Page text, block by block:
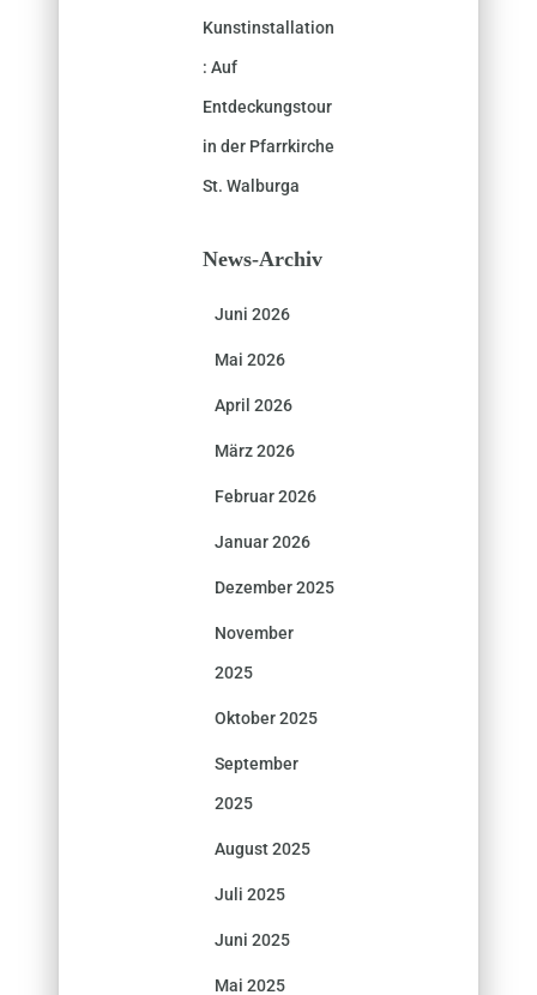
Kunstinstallation
: Auf
Entdeckungstour
in der Pfarrkirche
St. Walburga
News-Archiv
Juni 2026
Mai 2026
April 2026
März 2026
Februar 2026
Januar 2026
Dezember 2025
November
2025
Oktober 2025
September
2025
August 2025
Juli 2025
Juni 2025
Mai 2025